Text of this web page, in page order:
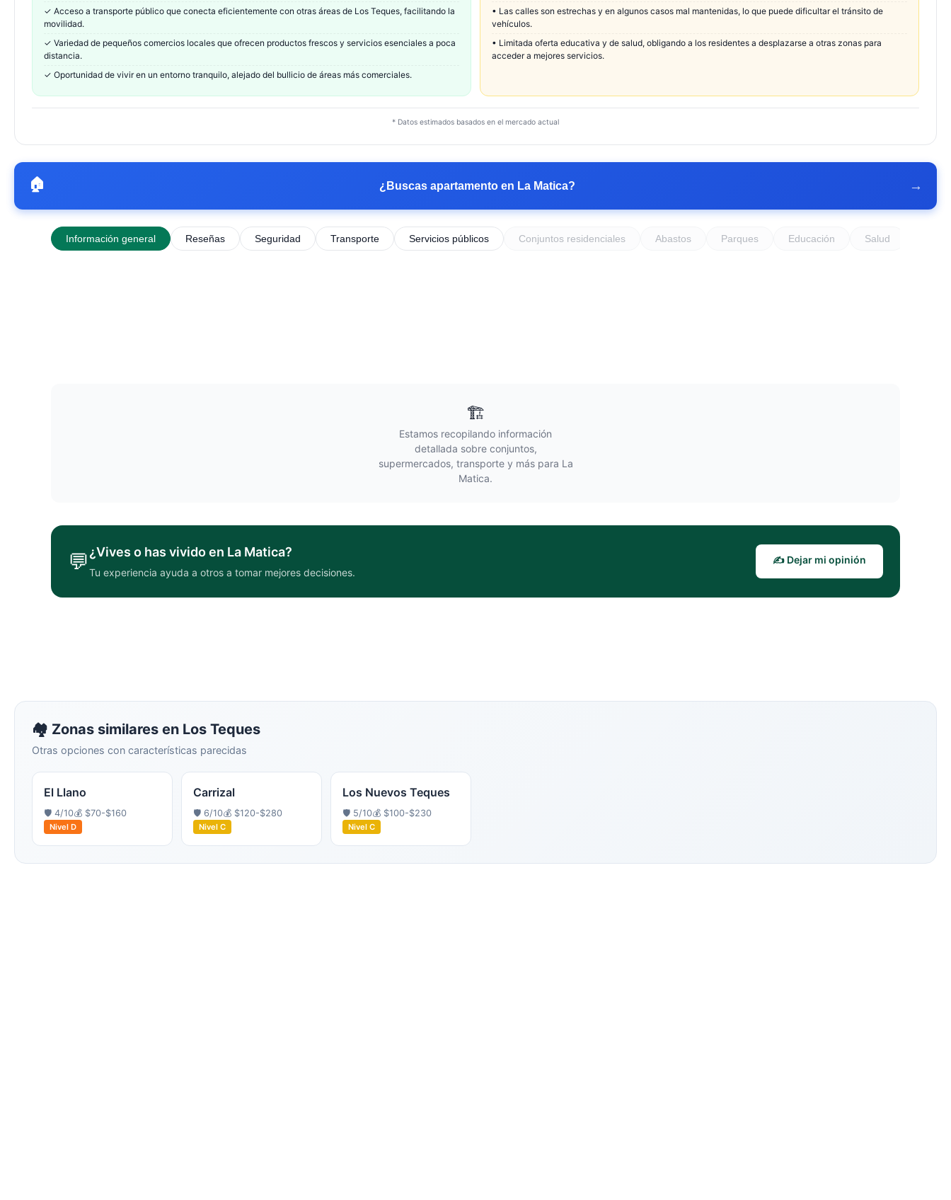
✓ Acceso a transporte público que conecta eficientemente con otras áreas de Los Teques, facilitando la
movilidad.
✓ Variedad de pequeños comercios locales que ofrecen productos frescos y servicios esenciales a poca
distancia.
✓ Oportunidad de vivir en un entorno tranquilo, alejado del bullicio de áreas más comerciales.
• Las calles son estrechas y en algunos casos mal mantenidas, lo que puede dificultar el tránsito de
vehículos.
• Limitada oferta educativa y de salud, obligando a los residentes a desplazarse a otras zonas para
acceder a mejores servicios.
* Datos estimados basados en el mercado actual
🏠 ¿Buscas apartamento en La Matica? →
Información general Reseñas Seguridad Transporte Servicios públicos Conjuntos residenciales Abastos Parques Educación Salud
🏗️
Estamos recopilando información
detallada sobre conjuntos,
supermercados, transporte y más para La
Matica.
💬¿Vives o has vivido en La Matica?
Tu experiencia ayuda a otros a tomar mejores decisiones.
✍️ Dejar mi opinión
🏘️ Zonas similares en Los Teques
Otras opciones con características parecidas
El Llano
🛡️ 4/10💰 $70-$160
Nivel D
Carrizal
🛡️ 6/10💰 $120-$280
Nivel C
Los Nuevos Teques
🛡️ 5/10💰 $100-$230
Nivel C